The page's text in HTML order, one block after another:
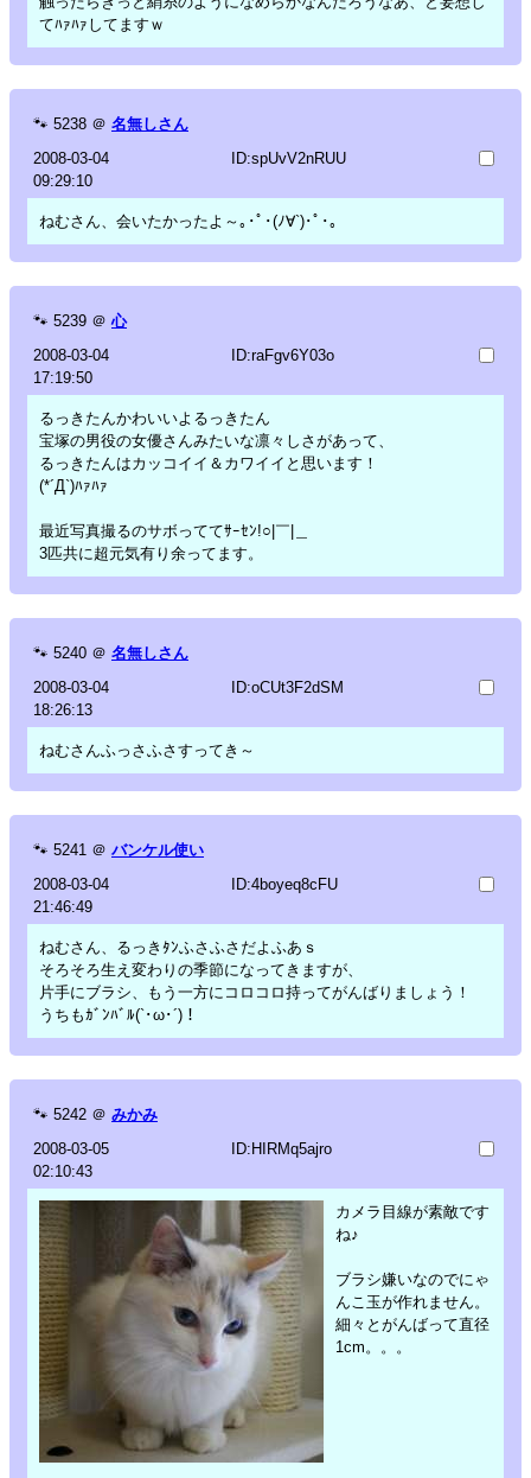
てﾊｧﾊｧしてますｗ
🐾 5238 ＠ 名無しさん
2008-03-04
09:29:10
ID:spUvV2nRUU
ねむさん、会いたかったよ～｡･ﾟ･(ﾉ∀`)･ﾟ･｡
🐾 5239 ＠ 心
2008-03-04
17:19:50
ID:raFgv6Y03o
るっきたんかわいいよるっきたん
宝塚の男役の女優さんみたいな凛々しさがあって、
るっきたんはカッコイイ＆カワイイと思います！
(*´Д`)ﾊｧﾊｧ
最近写真撮るのサボっててｻｰｾﾝ!○|￣|＿
3匹共に超元気有り余ってます。
🐾 5240 ＠ 名無しさん
2008-03-04
18:26:13
ID:oCUt3F2dSM
ねむさんふっさふさすってき～
🐾 5241 ＠ バンケル使い
2008-03-04
21:46:49
ID:4boyeq8cFU
ねむさん、るっきﾀﾝふさふさだよふあｓ
そろそろ生え変わりの季節になってきますが、
片手にブラシ、もう一方にコロコロ持ってがんばりましょう！
うちもｶﾞﾝﾊﾞﾙ(`･ω･´)！
🐾 5242 ＠ みかみ
2008-03-05
02:10:43
ID:HIRMq5ajro
カメラ目線が素敵です
ね♪
ブラシ嫌いなのでにゃ
んこ玉が作れません。
細々とがんばって直径
1cm。。。